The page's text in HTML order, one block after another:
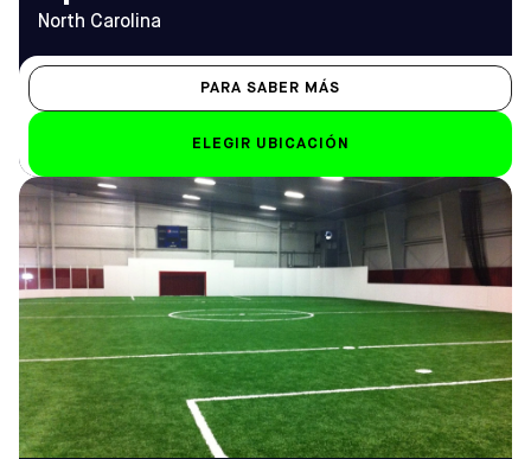
North Carolina
PARA SABER MÁS
ELEGIR UBICACIÓN
HORARIO DE
APERTURA
De lunes a viernes
10.00 h - 12.00 h
Sáb-Dom
Sáb: 8.30 h - 12 h; Dom:
10:00 - 22:00
DIRECCIÓN
5600 Hillsborough St,
Raleigh, NC 27606
Cómo llegar
TELÉFONO
(919) 859-2997
EMAIL
raleigh@sofive.com